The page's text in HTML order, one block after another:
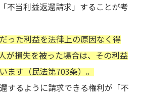
不当利益返還請求」することが考
った利益を法律上の原因なく得
が損失を被った場合は、その利益
ます（民法第703条）。
するように請求できる権利が「不